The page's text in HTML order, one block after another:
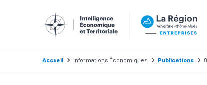
Accueil Informations Économiques Publications